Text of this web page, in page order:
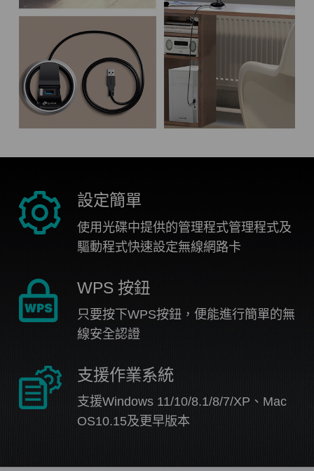
設定簡單
使用光碟中提供的管理程式管理程式及
驅動程式快速設定無線網路卡
WPS 按鈕
只要按下WPS按鈕，便能進行簡單的無
線安全認證
支援作業系統
支援Windows 11/10/8.1/8/7/XP、Mac
OS10.15及更早版本